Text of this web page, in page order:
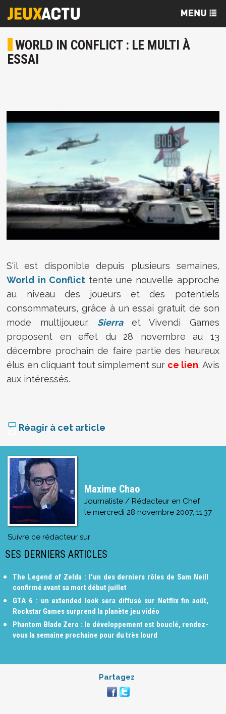
WORLD IN CONFLICT : LE MULTI À
ESSAI
S'il est disponible depuis plusieurs semaines,
World in Conflicttente une nouvelle approche
au niveau des joueurs et des potentiels
consommateurs, grâce à un essai gratuit de son
mode multijoueur. Sierraet Vivendi Games
proposent en effet du 28 novembre au 13
décembre prochain de faire partie des heureux
élus en cliquant tout simplement sur ce lien. Avis
aux intéressés.
Réagir à cet article
Maxime Chao
Journaliste / Rédacteur en Chef
le mercredi 28 novembre 2007, 11:37
Suivre ce rédacteur sur
SES DERNIERS ARTICLES
The Legend of Zelda : l'un des derniers rôles de Sam Neill
confirmé avant sa mort début juillet
GTA 6 : un extended look sera diffusé sur Netflix fin août,
Rockstar Games surprend la planète jeu vidéo
Phantom Blade Zero : le développement est bouclé, rendez-
vous la semaine prochaine pour du très lourd
Partagez